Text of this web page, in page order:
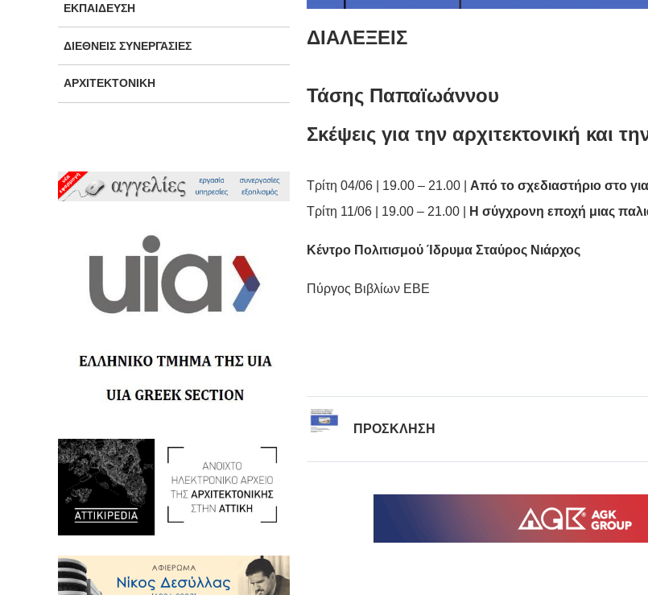
ΕΚΠΑΊΔΕΥΣΗ
ΔΙΕΘΝΕΊΣ ΣΥΝΕΡΓΑΣΊΕΣ
ΑΡΧΙΤΕΚΤΟΝΙΚΉ
ΔΙΑΛΕΞΕΙΣ
Τάσης Παπαϊωάννου
Σκέψεις για την αρχιτεκτονική και
Τρίτη 04/06 | 19.00 – 21.00 | Από το σχεδιαστήριο στο
Τρίτη 11/06 | 19.00 – 21.00 |
H σύγχρονη εποχή μιας
Κέντρο Πολιτισμού Ίδρυμα Σταύρος Νιάρχος
Πύργος Βιβλίων ΕΒΕ
ΠΡΟΣΚΛΗΣΗ